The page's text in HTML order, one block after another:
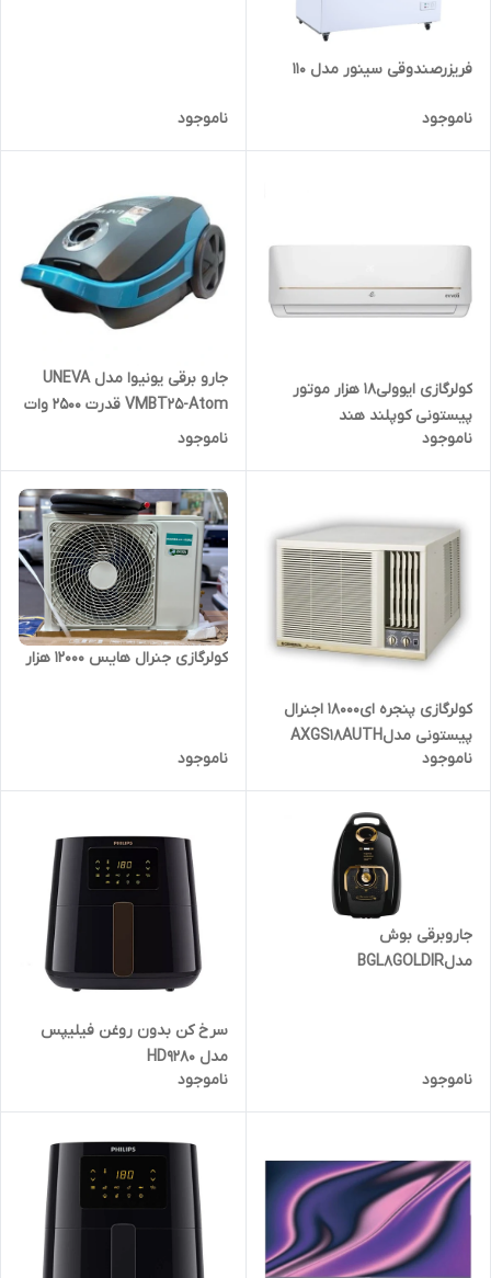
فریزرصندوقی سینور مدل ۱۱۰
ناموجود ناموجود
کولرگازی ایوولی۱۸ هزار موتور
پیستونی کوپلند هند
مدلEVPIS-18K-MQ
ناموجود
جارو برقی یونیوا مدل UNEVA
VMBT25-Atom قدرت ۲۵۰۰ وات
ناموجود
کولرگازی پنجره ای18000 اجنرال
پیستونی مدلAXGS18AUTH
ناموجود
کولرگازی جنرال هایس ۱۲۰۰۰ هزار
ناموجود
جاروبرقی بوش
مدلBGL8GOLDIR
ناموجود
سرخ کن بدون روغن فیلیپس
مدل HD9280
ناموجود